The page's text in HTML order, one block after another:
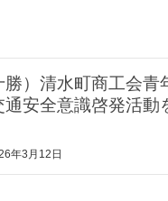
勝）清水町商工会
通安全意識啓発活動
年3月12日